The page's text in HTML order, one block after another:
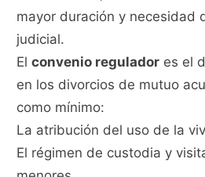
mayor duración y necesidad
judicial.
Elconvenio regulador es el
en los divorcios de mutuo
como mínimo:
La atribución del uso de la
El régimen de custodia y